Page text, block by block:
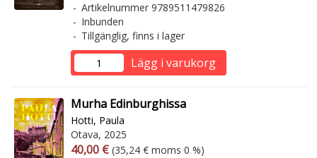
Artikelnummer 9789511479826
Inbunden
Tillgänglig, finns i lager
Lägg i varukorg
Murha Edinburghissa
Hotti, Paula
Otava, 2025
Arvonlisäverollinen hinta
40,00 € Arvonlisäveroton hinta
(35,24 € moms 0 %)